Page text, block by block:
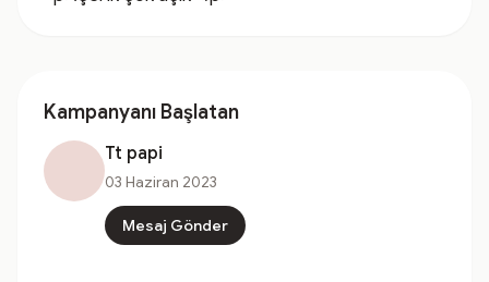
Kampanyanı Başlatan
Tt papi
03 Haziran 2023
Mesaj Gönder